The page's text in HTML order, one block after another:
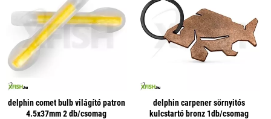
delphin comet bulb világító patron
4.5x37mm 2 db/csomag
delphin carpener sörnyitós
kulcstartó bronz 1db/csomag